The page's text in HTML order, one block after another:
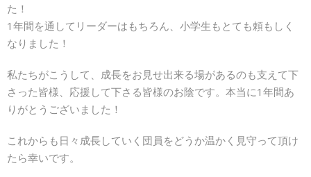
た！
1年間を通してリーダーはもちろん、小学生もとても頼もしく
なりました！
私たちがこうして、成長をお見せ出来る場があるのも支えて下
さった皆様、応援して下さる皆様のお陰です。本当に1年間あ
りがとうございました！
これからも日々成長していく団員をどうか温かく見守って頂け
たら幸いです。